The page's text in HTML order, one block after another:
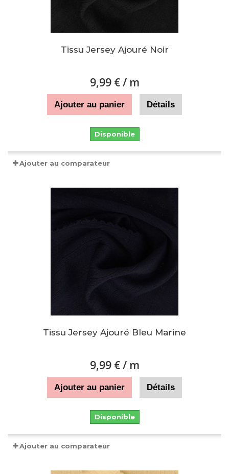
Tissu Jersey Ajouré Noir
9,99 €/ m
Ajouter au panier Détails
Disponible
Ajouter au comparateur
Tissu Jersey Ajouré Bleu Marine
9,99 €/ m
Ajouter au panier Détails
Disponible
Ajouter au comparateur